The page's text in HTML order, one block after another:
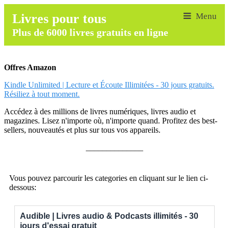
Livres pour tous
Plus de 6000 livres gratuits en ligne
Offres Amazon
Kindle Unlimited | Lecture et Écoute Illimitées - 30 jours gratuits.
Résiliez à tout moment.
Accédez à des millions de livres numériques, livres audio et
magazines. Lisez n'importe où, n'importe quand. Profitez des best-
sellers, nouveautés et plus sur tous vos appareils.
Vous pouvez parcourir les categories en cliquant sur le lien ci-
dessous:
Audible | Livres audio & Podcasts illimités - 30
jours d'essai gratuit